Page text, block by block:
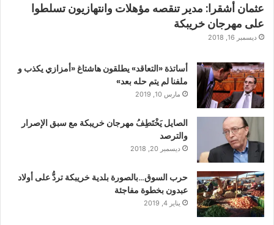
عثمان أشقرا: مدير تنقصه مؤهلات وانتهازيون تسلطوا
على مهرجان خريبكة
ديسمبر 16, 2018
أساتذة «التعاقد» يطلقون هاشتاغ «أمزازي يكذب و
ملفنا لم يتم حله بعد»
مارس 10, 2019
الصايل يَخْتَطِفُ مهرجان خريبكة مع سبق الإصرار
والترصد
ديسمبر 20, 2018
حرب السوق…بالصورة بلدية خريبكة تردُّ على أولاد
عبدون بخطوة مفاجئة
يناير 4, 2019